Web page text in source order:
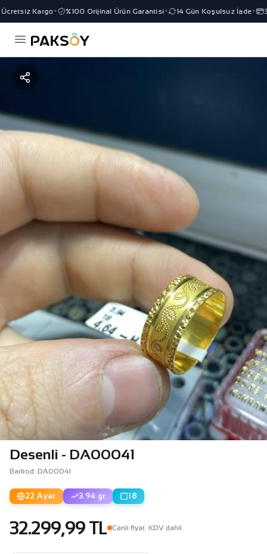
Kargo✦ %100 Orijinal Ürün Garantisi✦ 14 Gün Koşulsuz İade ✦ 3
Desenli - DA00041
Barkod: DA00041
22 Ayar 3.94 gr 18
32.299,99 TL Canli fiyat· KDV dahil